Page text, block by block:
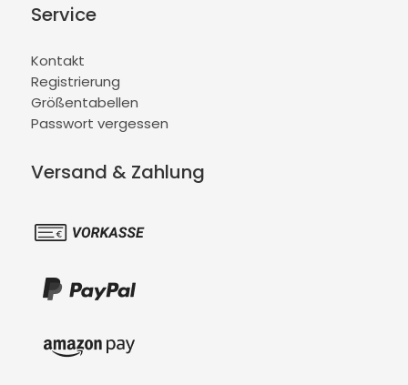
Service
Kontakt
Registrierung
Größentabellen
Passwort vergessen
Versand & Zahlung